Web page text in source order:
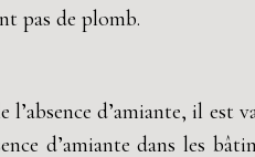
pas de plomb.
l’absence d’amiante, il
d’amiante dans les